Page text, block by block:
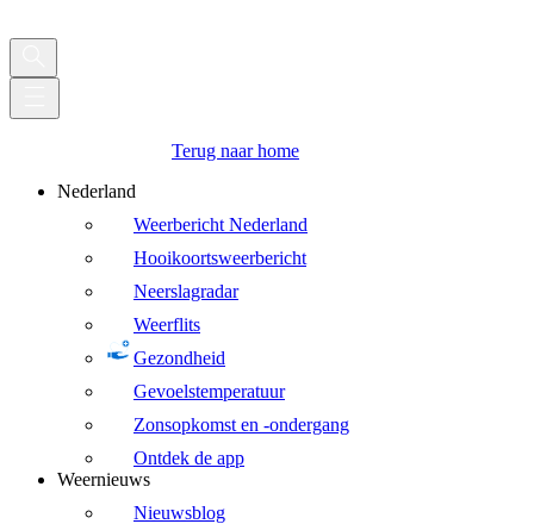
Terug naar home
Nederland
Weerbericht Nederland
Hooikoortsweerbericht
Neerslagradar
Weerflits
Gezondheid
Gevoelstemperatuur
Zonsopkomst en -ondergang
Ontdek de app
Weernieuws
Nieuwsblog